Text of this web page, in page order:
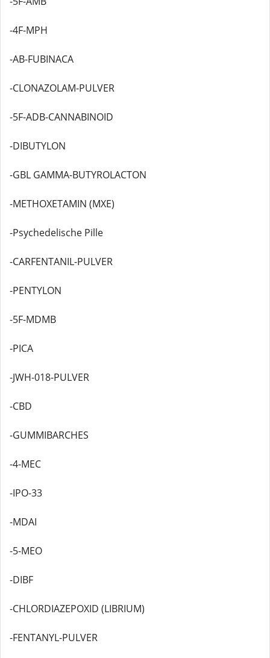
-4F-MPH
-AB-FUBINACA
-CLONAZOLAM-PULVER
-5F-ADB-CANNABINOID
-DIBUTYLON
-GBL GAMMA-BUTYROLACTON
-METHOXETAMIN (MXE)
-Psychedelische Pille
-CARFENTANIL-PULVER
-PENTYLON
-5F-MDMB
-PICA
-JWH-018-PULVER
-CBD
-GUMMIBARCHES
-4-MEC
-IPO-33
-MDAI
-5-MEO
-DIBF
-CHLORDIAZEPOXID (LIBRIUM)
-FENTANYL-PULVER